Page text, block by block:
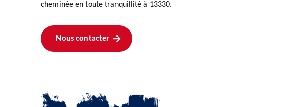
cheminée en toute tranquillité à 13330.
Nous contacter